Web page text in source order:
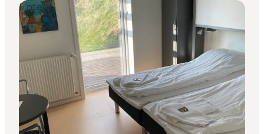
Hotels